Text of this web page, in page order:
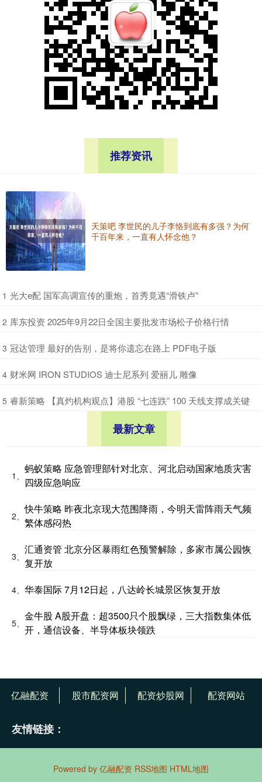
推荐资讯
天策吧 李世民的儿子李恪到底有多强？为何
千百年来，一直有人怀念他？
1 ​光大e配 国军高调宣传的重炮，首秀竟遇“滑铁卢”
2 ​库东投资 2025年9月22日全国主要批发市场松子价格行情
3 ​冠达管理 最好的告别，是将你遗忘在路上 PDF电子版
4 ​财米网 IRON STUDIOS 迪士尼系列 爱丽儿 雕像
5 ​睿新策略 【真灼机构观点】港股 “七连跌” 100 天线支撑成关键
最新文章
1、
蚂蚁策略 应急管理部针对北京、河北启动国家地质灾害
四级应急响应
2、
快牛策略 昨夜北京现大范围降雨，今明天雷阵雨天气频
繁体感闷热
3、
汇通资管 北京分区暴雨红色预警解除，多家市属公园恢
复开放
4、 华泰国际 7月12日起，八达岭长城景区恢复开放
5、
金牛股 A股开盘：超3500只个股飘绿，三大指数集体低
开，通信设备、半导体板块领跌
亿融配资 股市配资网 配资炒股网 配资网站
友情链接：
Powered by 亿融配资 RSS地图 HTML地图